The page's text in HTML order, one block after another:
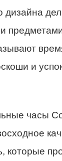
дизайна
и
часы
которые